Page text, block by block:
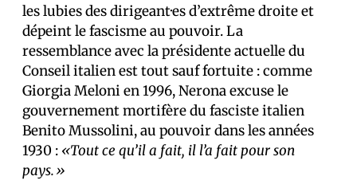
les lubies des dirigeant·es d’extrême droite et
dépeint le fascisme au pouvoir. La
ressemblance avec la présidente actuelle du
Conseil italien est tout sauf fortuite : comme
Giorgia Meloni en 1996, Nerona excuse le
gouvernement mortifère du fasciste italien
Benito Mussolini, au pouvoir dans les années
1930 : «Tout ce qu’il a fait, il l’a fait pour son
pays.»